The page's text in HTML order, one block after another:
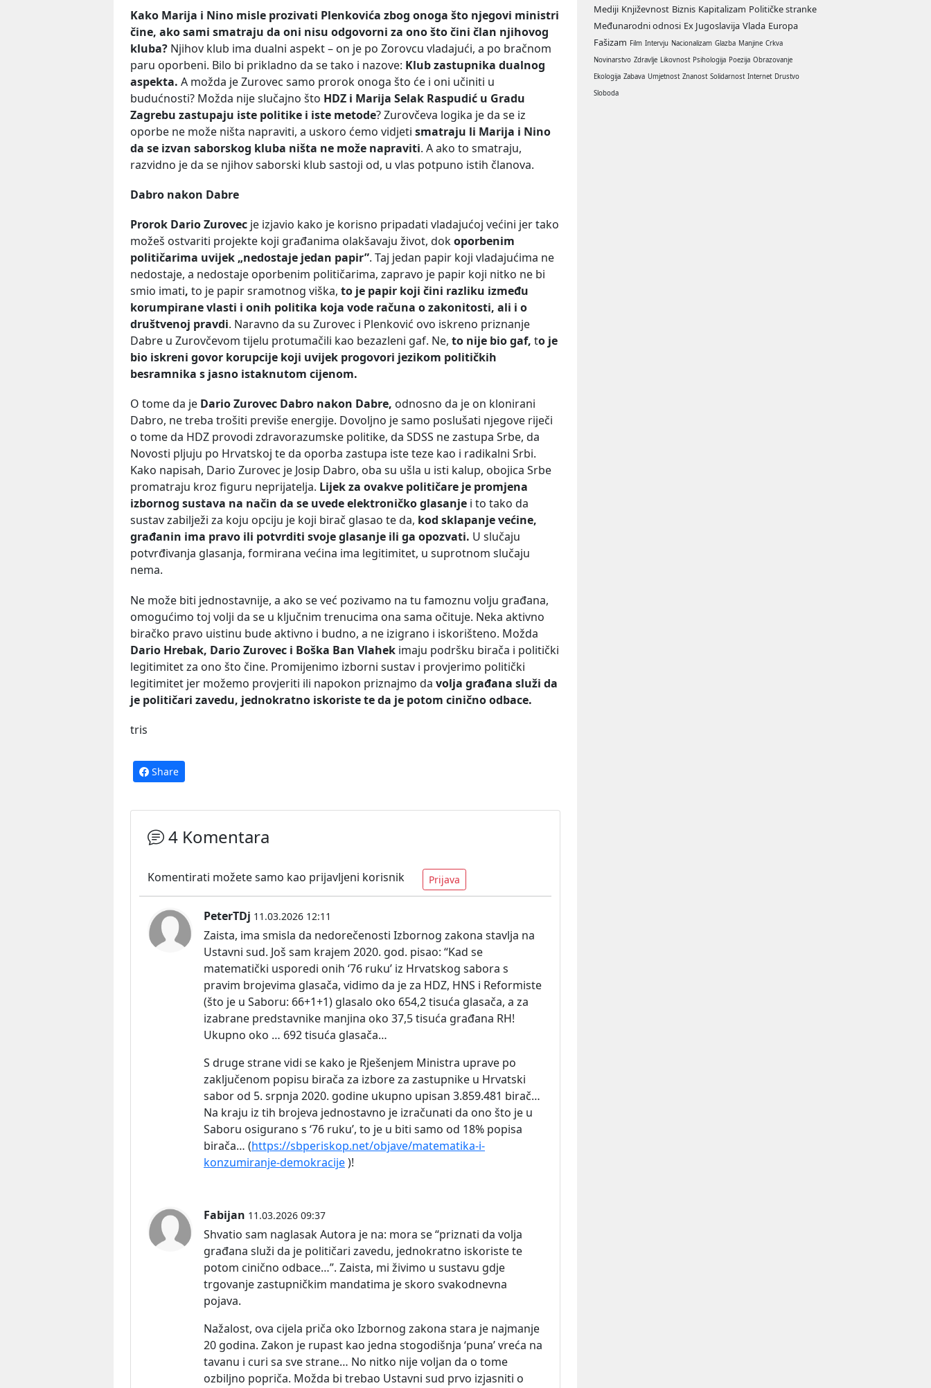
Kako Marija i Nino misle prozivati Plenkovića zbog onoga što njegovi ministri
čine, ako sami smatraju da oni nisu odgovorni za ono što čini član njihovog
kluba? Njihov klub ima dualni aspekt – on je po Zorovcu vladajući, a po bračnom
paru oporbeni. Bilo bi prikladno da se tako i nazove: Klub zastupnika dualnog
aspekta. A možda je Zurovec samo prorok onoga što će i oni učiniti u
budućnosti? Možda nije slučajno što HDZ i Marija Selak Raspudić u Gradu
Zagrebu zastupaju iste politike i iste metode? Zurovčeva logika je da se iz
oporbe ne može ništa napraviti, a uskoro ćemo vidjeti smatraju li Marija i Nino
da se izvan saborskog kluba ništa ne može napraviti. A ako to smatraju,
razvidno je da se njihov saborski klub sastoji od, u vlas potpuno istih članova.
Dabro nakon Dabre
Prorok Dario Zurovec je izjavio kako je korisno pripadati vladajućoj većini jer tako
možeš ostvariti projekte koji građanima olakšavaju život, dokoporbenim
političarima uvijek „nedostaje jedan papir”. Taj jedan papir koji vladajućima ne
nedostaje, a nedostaje oporbenim političarima, zapravo je papir koji nitko ne bi
smio imati, to je papir sramotnog viška, to je papir koji čini razliku između
korumpirane vlasti i onih politika koja vode računa o zakonitosti, ali i o
društvenoj pravdi. Naravno da su Zurovec i Plenković ovo iskreno priznanje
Dabre u Zurovčevom tijelu protumačili kao bezazleni gaf. Ne, to nije bio gaf, to je
bio iskreni govor korupcije koji uvijek progovori jezikom političkih
besramnika s jasno istaknutom cijenom.
O tome da je Dario Zurovec Dabro nakon Dabre, odnosno da je on klonirani
Dabro, ne treba trošiti previše energije. Dovoljno je samo poslušati njegove riječi
o tome da HDZ provodi zdravorazumske politike, da SDSS ne zastupa Srbe, da
Novosti pljuju po Hrvatskoj te da oporba zastupa iste teze kao i radikalni Srbi.
Kako napisah, Dario Zurovec je Josip Dabro, oba su ušla u isti kalup, obojica Srbe
promatraju kroz figuru neprijatelja. Lijek za ovakve političare je promjena
izbornog sustava na način da se uvede elektroničko glasanje i to tako da
sustav zabilježi za koju opciju je koji birač glasao te da, kod sklapanje većine,
građanin ima pravo ili potvrditi svoje glasanje ili ga opozvati. U slučaju
potvrđivanja glasanja, formirana većina ima legitimitet, u suprotnom slučaju
nema.
Ne može biti jednostavnije, a ako se već pozivamo na tu famoznu volju građana,
omogućimo toj volji da se u ključnim trenucima ona sama očituje. Neka aktivno
biračko pravo uistinu bude aktivno i budno, a ne izigrano i iskorišteno. Možda
Dario Hrebak, Dario Zurovec i Boška Ban Vlahek imaju podršku birača i politički
legitimitet za ono što čine. Promijenimo izborni sustav i provjerimo politički
legitimitet jer možemo provjeriti ili napokon priznajmo da volja građana služi da
je političari zavedu, jednokratno iskoriste te da je potom cinično odbace.
tris
Share
4 Komentara
Komentirati možete samo kao prijavljeni korisnik Prijava
PeterTDj 11.03.2026 12:11
Zaista, ima smisla da nedorečenosti Izbornog zakona stavlja na
Ustavni sud. Još sam krajem 2020. god. pisao: “Kad se
matematički usporedi onih ‘76 ruku’ iz Hrvatskog sabora s
pravim brojevima glasača, vidimo da je za HDZ, HNS i Reformiste
(što je u Saboru: 66+1+1) glasalo oko 654,2 tisuća glasača, a za
izabrane predstavnike manjina oko 37,5 tisuća građana RH!
Ukupno oko … 692 tisuća glasača…
S druge strane vidi se kako je Rješenjem Ministra uprave po
zaključenom popisu birača za izbore za zastupnike u Hrvatski
sabor od 5. srpnja 2020. godine ukupno upisan 3.859.481 birač…
Na kraju iz tih brojeva jednostavno je izračunati da ono što je u
Saboru osigurano s ‘76 ruku’, to je u biti samo od 18% popisa
birača… (https://sbperiskop.net/objave/matematika-i-
konzumiranje-demokracije)!
Fabijan 11.03.2026 09:37
Shvatio sam naglasak Autora je na: mora se “priznati da volja
građana služi da je političari zavedu, jednokratno iskoriste te
potom cinično odbace…”. Zaista, mi živimo u sustavu gdje
trgovanje zastupničkim mandatima je skoro svakodnevna
pojava.
Nažalost, ova cijela priča oko Izbornog zakona stara je najmanje
20 godina. Zakon je rupast kao jedna stogodišnja ‘puna’ vreća na
tavanu i curi sa sve strane… No nitko nije voljan da o tome
ozbiljno popriča. Možda bi trebao Ustavni sud prvo izjasniti o
Mediji Književnost Biznis Kapitalizam Političke stranke
Međunarodni odnosi Ex Jugoslavija Vlada Europa
Fašizam Film Intervju Nacionalizam Glazba Manjine Crkva
Novinarstvo Zdravlje Likovnost Psihologija Poezija Obrazovanje
Ekologija Zabava Umjetnost Znanost Solidarnost Internet Drustvo
Sloboda